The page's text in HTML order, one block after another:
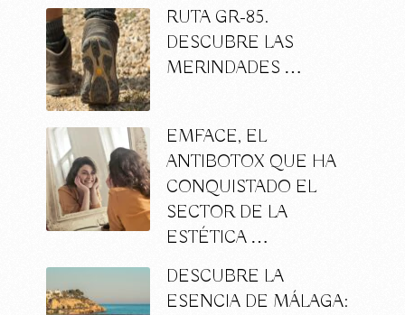
RUTA GR-85.
DESCUBRE LAS
MERINDADES …
EMFACE, EL
ANTIBOTOX QUE HA
CONQUISTADO EL
SECTOR DE LA
ESTÉTICA …
DESCUBRE LA
ESENCIA DE MÁLAGA: